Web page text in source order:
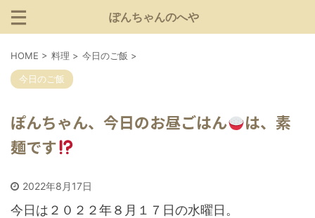
ぽんちゃんのへや
HOME > 料理 > 今日のご飯 >
今日のご飯
ぽんちゃん、今日のお昼ごはん
は、素
麺です
2022年8月17日
今日は２０２２年８月１７日の水曜日。